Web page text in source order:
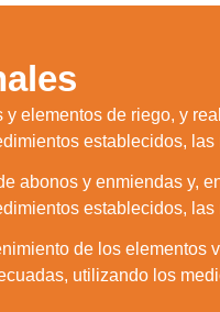
y elementos de riego, y
establecidos,
abonos y enmiendas y,
establecidos,
de los
utilizando los